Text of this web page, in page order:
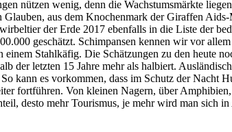
nützen wenig, denn die Wachstumsmärkte
aus dem Knochenmark der Giraffen
der Erde 2017 ebenfalls in die Liste der
geschätzt. Schimpansen kennen wir vor
Stahlkäfig. Die Schätzungen zu den heute
der letzten 15 Jahre mehr als halbiert.
kann es vorkommen, dass im Schutz der Nacht
fortführen. Von kleinen Nagern, über
desto mehr Tourismus, je mehr wird man sich